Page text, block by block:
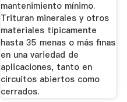
mantenimiento mínimo.
Trituran minerales y otros
materiales típicamente
hasta 35 menas o más finas
en una variedad de
aplicaciones, tanto en
circuitos abiertos como
cerrados.